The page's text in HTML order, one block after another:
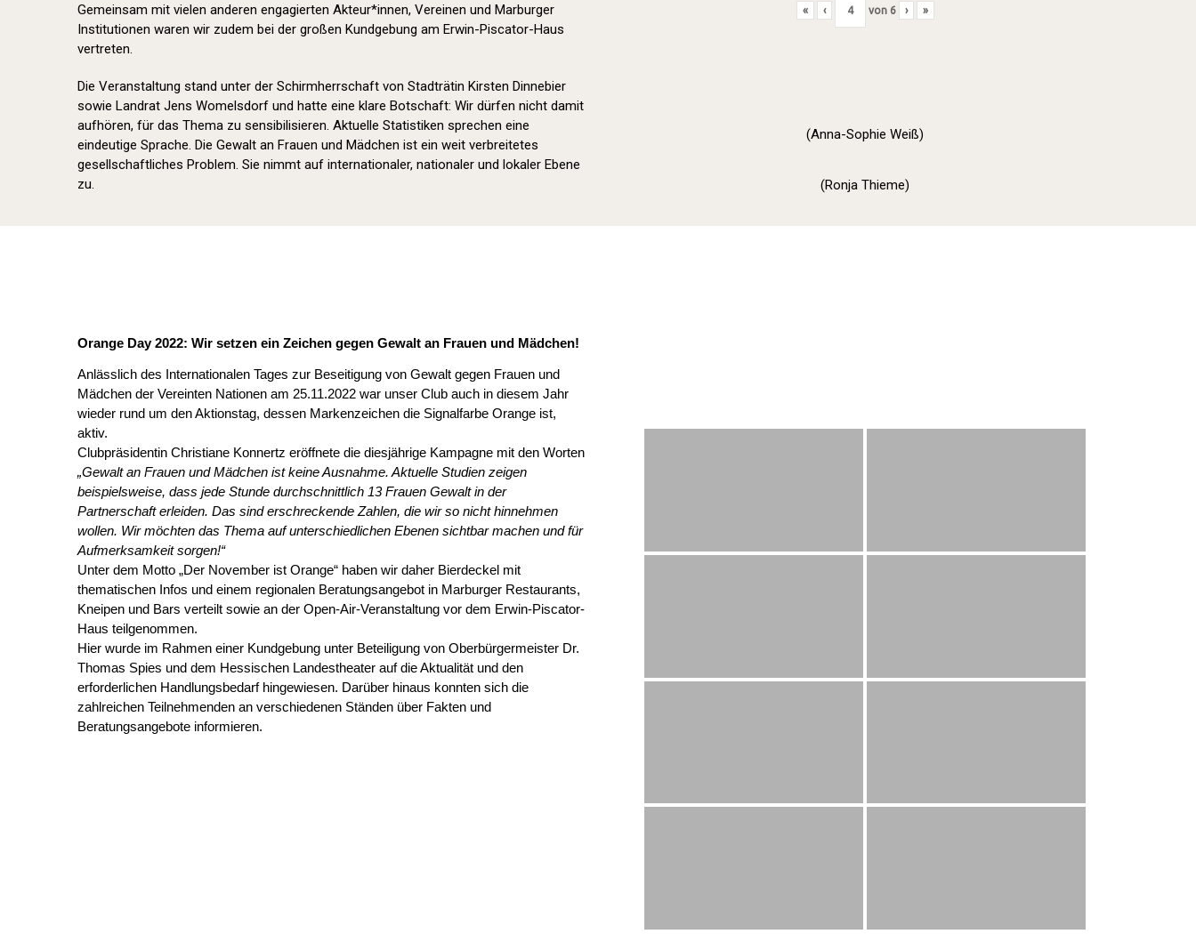
Gemeinsam mit vielen anderen engagierten Akteur*innen, Vereinen und Marburger
Institutionen waren wir zudem bei der großen Kundgebung am Erwin-Piscator-Haus
vertreten.
Die Veranstaltung stand unter der Schirmherrschaft von Stadträtin Kirsten Dinnebier
sowie Landrat Jens Womelsdorf und hatte eine klare Botschaft: Wir dürfen nicht damit
aufhören, für das Thema zu sensibilisieren. Aktuelle Statistiken sprechen eine
eindeutige Sprache. Die Gewalt an Frauen und Mädchen ist ein weit verbreitetes
gesellschaftliches Problem. Sie nimmt auf internationaler, nationaler und lokaler Ebene
zu.
« ‹ von 6 › »
(Anna-Sophie Weiß)
(Ronja Thieme)
Orange Day 2022: Wir setzen ein Zeichen gegen Gewalt an Frauen und Mädchen!
Anlässlich des Internationalen Tages zur Beseitigung von Gewalt gegen Frauen und
Mädchen der Vereinten Nationen am 25.11.2022 war unser Club auch in diesem Jahr
wieder rund um den Aktionstag, dessen Markenzeichen die Signalfarbe Orange ist,
aktiv.
Clubpräsidentin Christiane Konnertz eröffnete die diesjährige Kampagne mit den Worten
„Gewalt an Frauen und Mädchen ist keine Ausnahme. Aktuelle Studien zeigen
beispielsweise, dass jede Stunde durchschnittlich 13 Frauen Gewalt in der
Partnerschaft erleiden. Das sind erschreckende Zahlen, die wir so nicht hinnehmen
wollen. Wir möchten das Thema auf unterschiedlichen Ebenen sichtbar machen und für
Aufmerksamkeit sorgen!“
Unter dem Motto „Der November ist Orange“ haben wir daher Bierdeckel mit
thematischen Infos und einem regionalen Beratungsangebot in Marburger Restaurants,
Kneipen und Bars verteilt sowie an der Open-Air-Veranstaltung vor dem Erwin-Piscator-
Haus teilgenommen.
Hier wurde im Rahmen einer Kundgebung unter Beteiligung von Oberbürgermeister Dr.
Thomas Spies und dem Hessischen Landestheater auf die Aktualität und den
erforderlichen Handlungsbedarf hingewiesen. Darüber hinaus konnten sich die
zahlreichen Teilnehmenden an verschiedenen Ständen über Fakten und
Beratungsangebote informieren.